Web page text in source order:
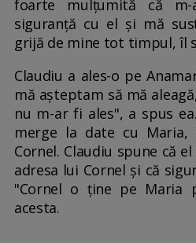
foarte mulțumită că
siguranță cu el și mă
grijă de mine tot timpul, îl
Claudiu a ales-o pe
mă așteptam să mă
nu m-ar fi ales", a spus
merge la date cu
Cornel. Claudiu spune că
adresa lui Cornel și că
"Cornel o ține pe Maria
acesta.